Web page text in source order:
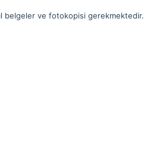
belgeler ve fotokopisi gerekmektedir.